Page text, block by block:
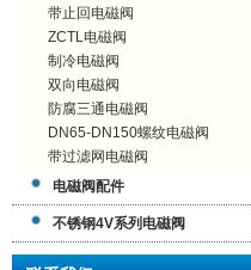
带止回电磁阀
ZCTL电磁阀
制冷电磁阀
双向电磁阀
防腐三通电磁阀
DN65-DN150螺纹电磁阀
带过滤网电磁阀
电磁阀配件
不锈钢4V系列电磁阀